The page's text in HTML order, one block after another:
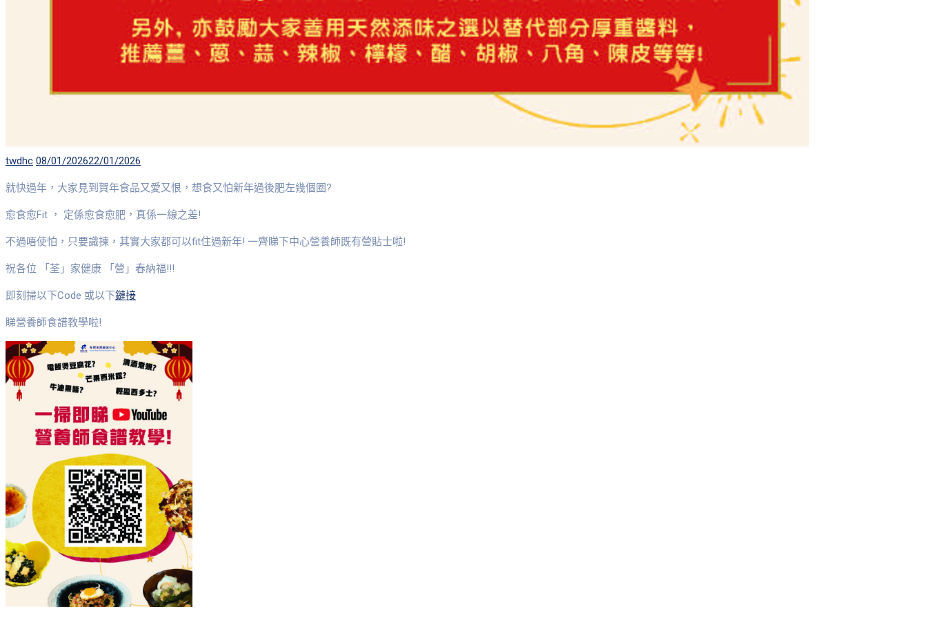
Author
twdhc Posted
08/01/202622/01/2026
就快過年，大家見到賀年食品又愛又恨，想食又怕新年過後肥左幾個圈?
愈食愈Fit ， 定係愈食愈肥，真係一線之差!
不過唔使怕，只要識揀，其實大家都可以fit住過新年! 一齊睇下中心營養師既有營貼士啦!
祝各位 「荃」家健康 「營」春納福!!!
即刻掃以下Code 或以下鏈接
睇營養師食譜教學啦!